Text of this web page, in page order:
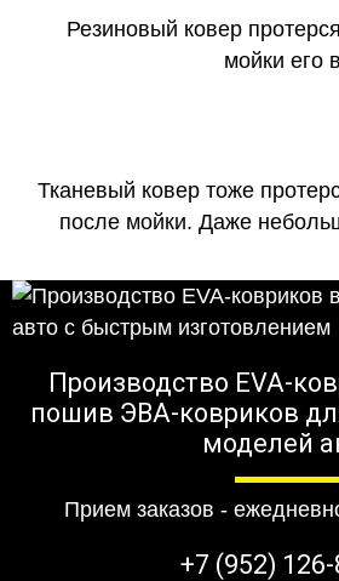
Резиновый ковер
мойки его
Тканевый ковер тоже
после мойки. Даже
Производство EVA-
пошив ЭВА-ковриков
моделей
Прием заказов -
+7 (952)